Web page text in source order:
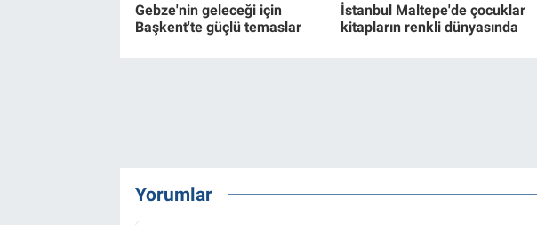
Gebze'nin geleceği için
Başkent'te güçlü temaslar
İstanbul Maltepe'de çocuklar
kitapların renkli dünyasında
Yorumlar